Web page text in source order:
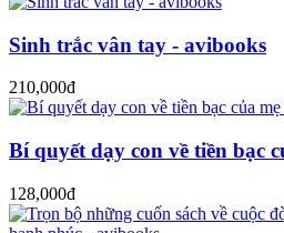
Sinh trắc vân tay - avibooks
210,000đ
Bí quyết dạy con về tiền bạc
128,000đ